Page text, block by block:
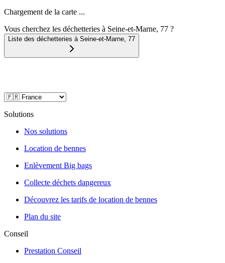
Chargement de la carte ...
Vous cherchez les déchetteries à Seine-et-Marne, 77 ?
Liste des déchetteries à Seine-et-Marne, 77
Solutions
Nos solutions
Location de bennes
Enlèvement Big bags
Collecte déchets dangereux
Découvrez les tarifs de location de bennes
Plan du site
Conseil
Prestation Conseil